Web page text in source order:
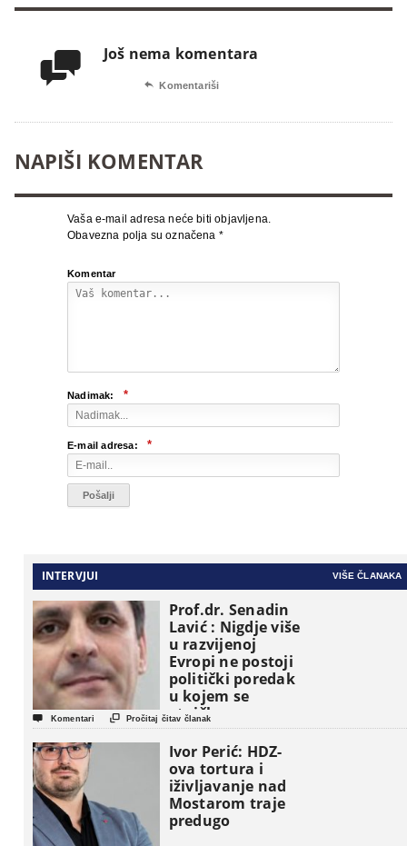
 Još nema komentara
 Komentariši
NAPIŠI KOMENTAR
Vaša e-mail adresa neće biti objavljena.
Obavezna polja su označena *
Komentar
Nadimak: *
E-mail adresa: *
INTERVJUI VIŠE ČLANAKA
Prof.dr. Senadin
Lavić : Nigdje više
u razvijenoj
Evropi ne postoji
politički poredak
u kojem se
etničke grupe
pojavljuju kao
osnovne
političke jedinice
 Komentari  Pročitaj čitav članak
Ivor Perić: HDZ-
ova tortura i
iživljavanje nad
Mostarom traje
predugo